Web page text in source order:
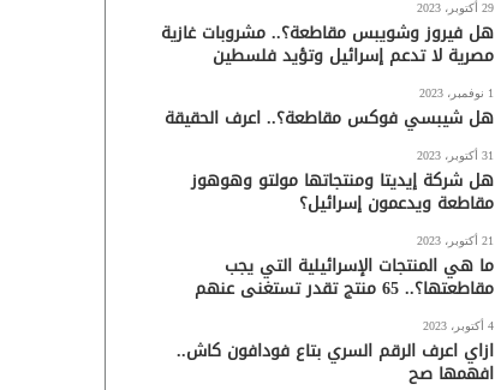
29 أكتوبر، 2023
هل فيروز وشويبس مقاطعة؟.. مشروبات غازية
مصرية لا تدعم إسرائيل وتؤيد فلسطين
1 نوفمبر، 2023
هل شيبسي فوكس مقاطعة؟.. اعرف الحقيقة
31 أكتوبر، 2023
هل شركة إيديتا ومنتجاتها مولتو وهوهوز
مقاطعة ويدعمون إسرائيل؟
21 أكتوبر، 2023
ما هي المنتجات الإسرائيلية التي يجب
مقاطعتها؟.. 65 منتج تقدر تستغنى عنهم
4 أكتوبر، 2023
ازاي اعرف الرقم السري بتاع فودافون كاش..
افهمها صح